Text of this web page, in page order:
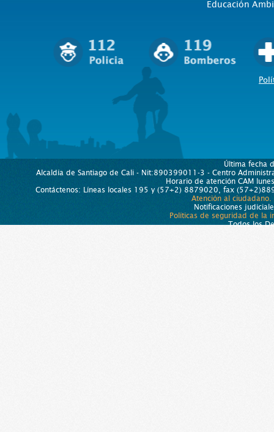
Educación
Última fecha
Alcaldía de Santiago de Cali - Nit:890399011-3 - Centro
Horario de atención CAM
Contáctenos: Líneas locales 195 y (57+2) 8879020, fax
Atención al ciudadano.
Notificaciones
Políticas de seguridad de la
Todos los